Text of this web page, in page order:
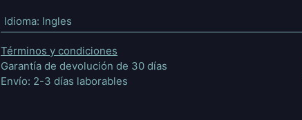
Idioma: Ingles
Términos y condiciones
Garantía de devolución de 30 días
Envío: 2-3 días laborables